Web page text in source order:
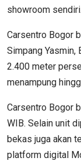
showroom sendiri.
Carsentro Bogor
Simpang Yasmin,
2.400 meter
menampung
Carsentro Bogor
WIB. Selain unit
bekas juga akan
platform digital